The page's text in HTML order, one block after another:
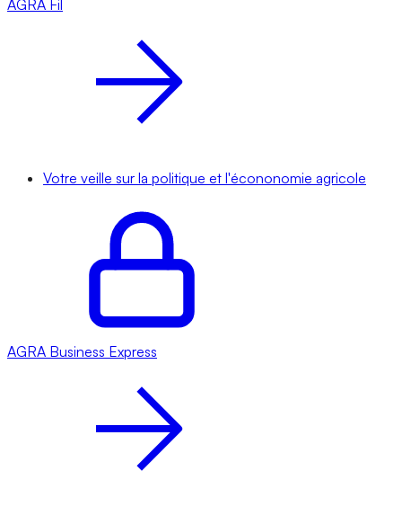
AGRA Fil
Votre veille sur la politique et l'écononomie agricole
AGRA Business Express